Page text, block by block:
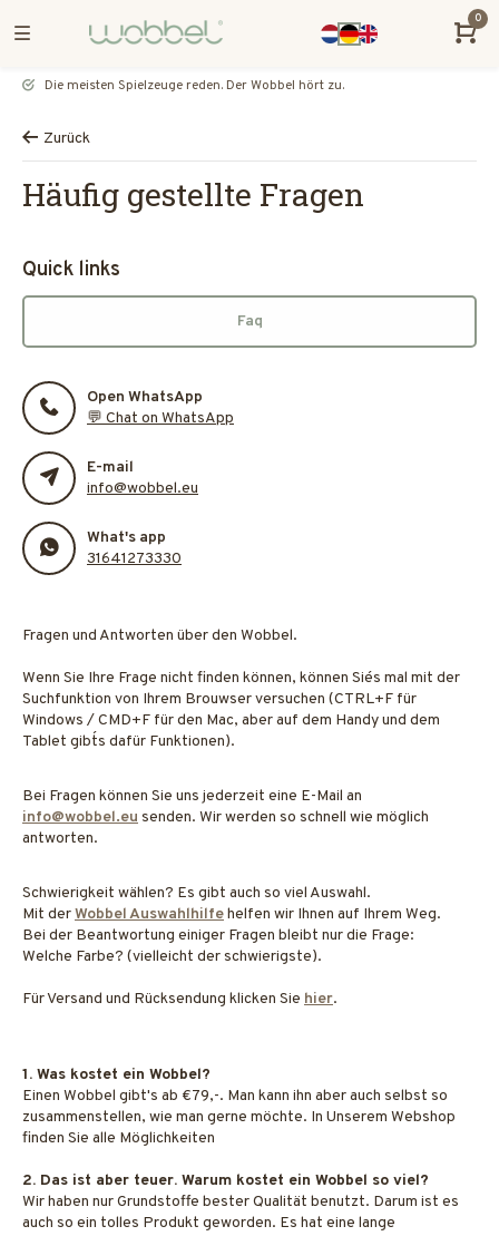
0
Die meisten Spielzeuge reden. Der Wobbel hört zu.
Zurück
Häufig gestellte Fragen
Quick links
Faq
Open WhatsApp
💬 Chat on WhatsApp
E-mail
info@wobbel.eu
What's app
31641273330
Fragen und Antworten über den Wobbel.
Wenn Sie Ihre Frage nicht finden können, können Sie´s mal mit der
Suchfunktion von Ihrem Brouwser versuchen (CTRL+F für
Windows / CMD+F für den Mac, aber auf dem Handy und dem
Tablet gibt´s dafür Funktionen).
Bei Fragen können Sie uns jederzeit eine E-Mail an
info@wobbel.eu senden. Wir werden so schnell wie möglich
antworten.
Schwierigkeit wählen? Es gibt auch so viel Auswahl.
Mit derWobbel Auswahlhilfehelfen wir Ihnen auf Ihrem Weg.
Bei der Beantwortung einiger Fragen bleibt nur die Frage:
Welche Farbe? (vielleicht der schwierigste).
Für Versand und Rücksendung klicken Sie hier.
1. Was kostet ein Wobbel?
Einen Wobbel gibt's ab €79,-. Man kann ihn aber auch selbst so
zusammenstellen, wie man gerne möchte. In Unserem Webshop
finden Sie alle Möglichkeiten
2. Das ist aber teuer. Warum kostet ein Wobbel so viel?
Wir haben nur Grundstoffe bester Qualität benutzt. Darum ist es
auch so ein tolles Produkt geworden. Es hat eine lange